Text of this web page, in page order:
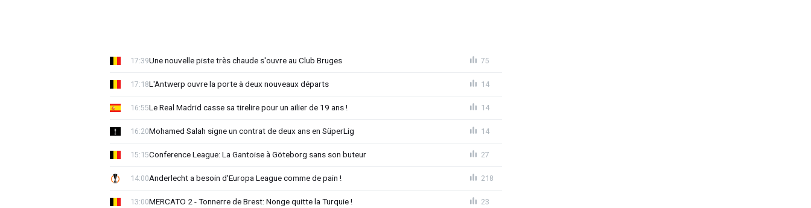
Une nouvelle piste très chaude s'ouvre au Club Bruges
17:39 75
L'Antwerp ouvre la porte à deux nouveaux départs
17:18 14
Le Real Madrid casse sa tirelire pour un ailier de 19 ans !
16:55 14
Mohamed Salah signe un contrat de deux ans en SüperLig
16:20 14
Conference League: La Gantoise à Göteborg sans son buteur
15:15 27
Anderlecht a besoin d'Europa League comme de pain !
14:00 218
MERCATO 2 - Tonnerre de Brest: Nonge quitte la Turquie !
13:00 23